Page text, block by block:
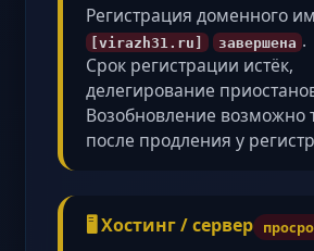
Регистрация доменного
[virazh31.ru] завершена .
Срок регистрации истёк,
делегирование
Возобновление возможно
после продления у
🖥️ Хостинг / сервер